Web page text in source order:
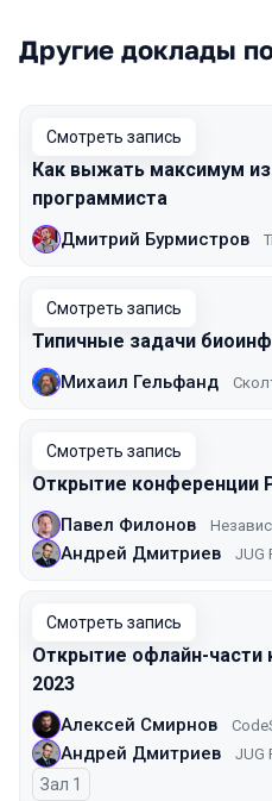
Другие доклады
Смотреть запись
Как выжать максимум
программиста
Дмитрий Бурмистров
Смотреть запись
Типичные задачи
Михаил Гельфанд
Смотреть запись
Открытие конференции
Павел Филонов
Андрей Дмитриев JUG
Смотреть запись
Открытие офлайн-части
2023
Алексей Смирнов
Андрей Дмитриев JUG
Зал 1